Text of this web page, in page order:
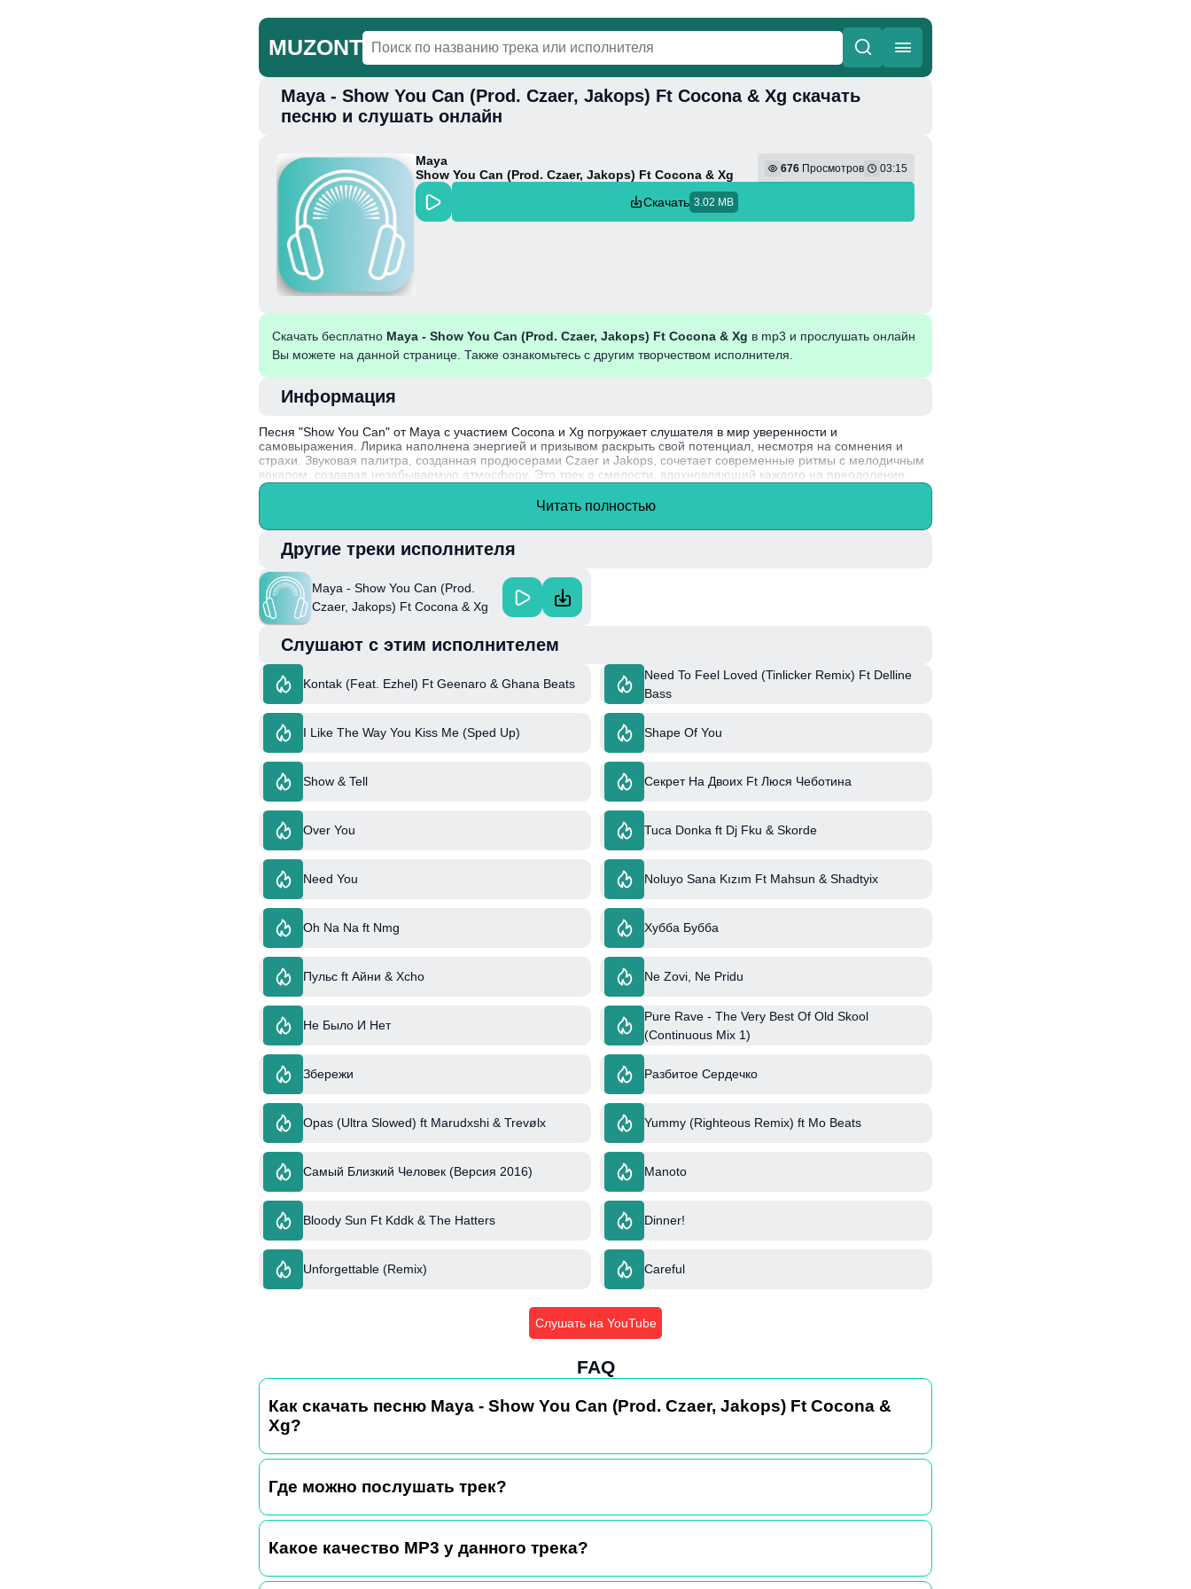
MUZONT
Главная Новинки Популярная
Maya - Show You Can (Prod. Czaer, Jakops) Ft Cocona & Xg скачать
песню и слушать онлайн
Maya
Show You Can (Prod. Czaer, Jakops) Ft Cocona & Xg
676 Просмотров 03:15
Скачать 3.02 MB
Скачать бесплатно Maya - Show You Can (Prod. Czaer, Jakops) Ft Cocona & Xg в mp3 и прослушать онлайн
Вы можете на данной странице. Также ознакомьтесь с другим творчеством исполнителя.
Информация
Песня "Show You Can" от Maya с участием Cocona и Xg погружает слушателя в мир уверенности и
самовыражения. Лирика наполнена энергией и призывом раскрыть свой потенциал, несмотря на сомнения и
страхи. Звуковая палитра, созданная продюсерами Czaer и Jakops, сочетает современные ритмы с мелодичным
вокалом, создавая незабываемую атмосферу. Это трек о смелости, вдохновляющий каждого на преодоление
трудностей и проявление своих талантов.
различных жанров и культурных влияний.
Читать полностью
Другие треки исполнителя
Maya - Show You Can (Prod.
Czaer, Jakops) Ft Cocona & Xg
Слушают с этим исполнителем
Kontak (Feat. Ezhel) Ft Geenaro & Ghana Beats
Need To Feel Loved (Tinlicker Remix) Ft Delline
Bass
I Like The Way You Kiss Me (Sped Up) Shape Of You
Show & Tell Секрет На Двоих Ft Люся Чеботина
Over You Tuca Donka ft Dj Fku & Skorde
Need You Noluyo Sana Kızım Ft Mahsun & Shadtyix
Oh Na Na ft Nmg Хубба Бубба
Пульс ft Айни & Xcho Ne Zovi, Ne Pridu
Не Было И Нет
Pure Rave - The Very Best Of Old Skool
(Continuous Mix 1)
Збережи Разбитое Сердечко
Opas (Ultra Slowed) ft Marudxshi & Trevølx Yummy (Righteous Remix) ft Mo Beats
Самый Близкий Человек (Версия 2016) Manoto
Bloody Sun Ft Kddk & The Hatters Dinner!
Unforgettable (Remix) Careful
Слушать на YouTube
FAQ
Как скачать песню Maya - Show You Can (Prod. Czaer, Jakops) Ft Cocona &
Xg?
Где можно послушать трек?
Какое качество MP3 у данного трека?